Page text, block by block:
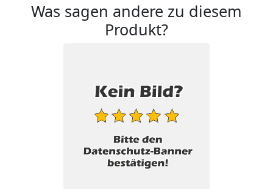
Was sagen andere zu diesem
Produkt?